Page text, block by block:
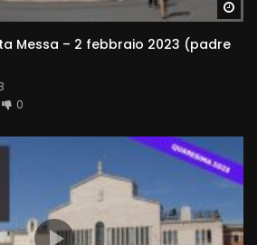
Messa – 2 febbraio 2023 (padre
0